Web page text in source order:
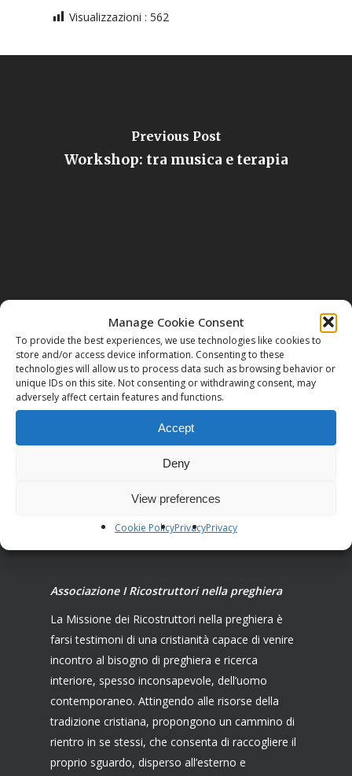
Manage Cookie Consent
To provide the best experiences, we use technologies like cookies to
store and/or access device information. Consenting to these
technologies will allow us to process data such as browsing behavior or
unique IDs on this site. Not consenting or withdrawing consent, may
adversely affect certain features and functions.
Accept
Deny
View preferences
Cookie PolicyPrivacyPrivacy
Visualizzazioni : 562
Previous Post
Workshop: tra musica e terapia
Next Post
Spettacolo:"La passione raccontata da
Pilato"
Associazione I Ricostruttori nella preghiera
La Missione dei Ricostruttori nella preghiera è
farsi testimoni di una cristianità capace di venire
incontro al bisogno di preghiera e ricerca
interiore, spesso inconsapevole, dell’uomo
contemporaneo. Attingendo alle risorse della
tradizione cristiana, propongono un cammino di
rientro in se stessi, che consenta di raccogliere il
proprio sguardo, disperso all’esterno e